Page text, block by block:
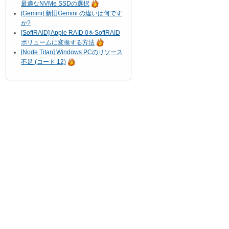
最適なNVMe SSDの選択
[Gemini] 新旧Gemini の違いは何です
か?
[SoftRAID] Apple RAID 0をSoftRAID
ボリュームに変換する方法
[Node Titan] Windows PCのリソース
不足 (コード 12)